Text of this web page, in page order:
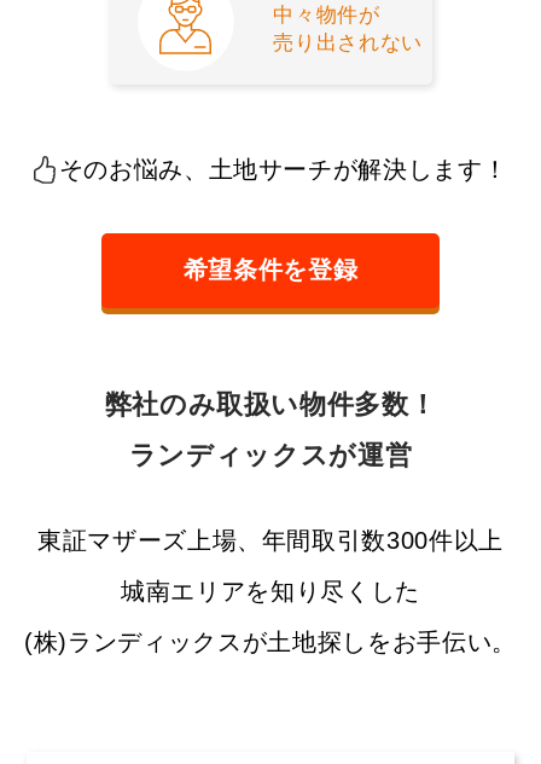
中々物件が
売り出されない
そのお悩み、土地サーチが解決します！
希望条件を登録
弊社のみ取扱い物件多数！
ランディックスが運営
東証マザーズ上場、年間取引数300件以上
城南エリアを知り尽くした
(株)ランディックスが土地探しをお手伝い。